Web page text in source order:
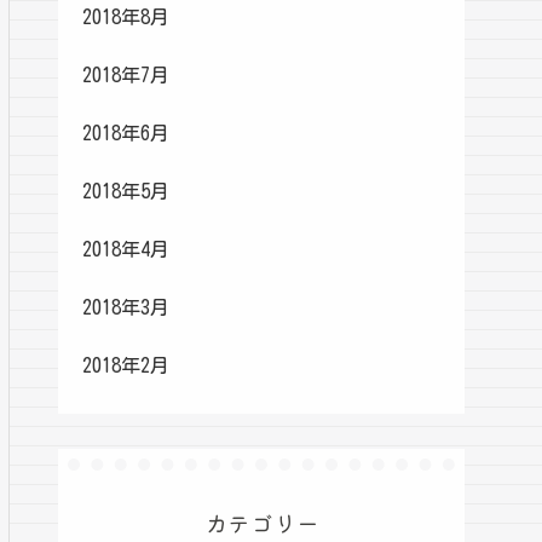
2018年8月
2018年7月
2018年6月
2018年5月
2018年4月
2018年3月
2018年2月
カテゴリー